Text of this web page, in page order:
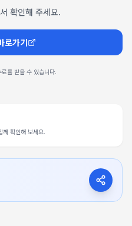
확인해 주세요.
로가기
를 받을 수 있습니다.
께 확인해 보세요.